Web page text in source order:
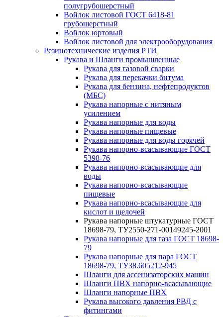
полугрубошерстный
Войлок листовой ГОСТ 6418-81
грубошерстный
Войлок юртовый
Войлок листовой для электрооборудования
Резинотехнические изделия РТИ
Рукава и Шланги промышленные
Рукава для газовой сварки
Рукава для перекачки битума
Рукава для бензина, нефтепродуктов
(МБС)
Рукава напорные с нитяным
усилением
Рукава напорные для воды
Рукава напорные пищевые
Рукава напорные для воды горячей
Рукава напорно-всасывающие ГОСТ
5398-76
Рукава напорно-всасывающие для
воды
Рукава напорно-всасывающие
пищевые
Рукава напорно-всасывающие для
кислот и щелочей
Рукава напорные штукатурные ГОСТ
18698-79, ТУ2550-271-00149245-2001
Рукава напорные для газа ГОСТ 18698-
79
Рукава напорные для пара ГОСТ
18698-79, ТУ38.605212-945
Шланги для ассенизаторских машин
Шланги ПВХ напорно-всасывающие
Шланги напорные ПВХ
Рукава высокого давления РВД с
фитингами